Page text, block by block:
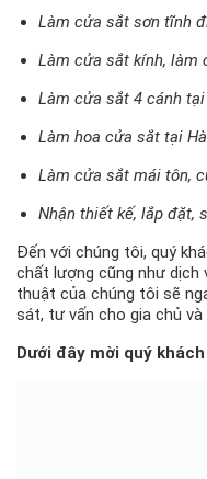
Làm cửa sắt sơn tĩnh
Làm cửa sắt kính, làm
Làm cửa sắt 4 cánh
Làm hoa cửa sắt tại
Làm cửa sắt mái tôn,
Nhận thiết kế, lắp đặt,
Đến với chúng tôi, quý
chất lượng cũng như dịch
thuật của chúng tôi sẽ
sát, tư vấn cho gia chủ và
Dưới đây mời quý